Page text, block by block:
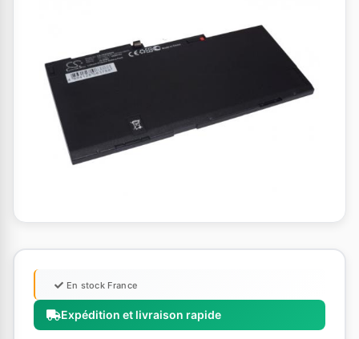
Expédition et livraison rapide
En stock France